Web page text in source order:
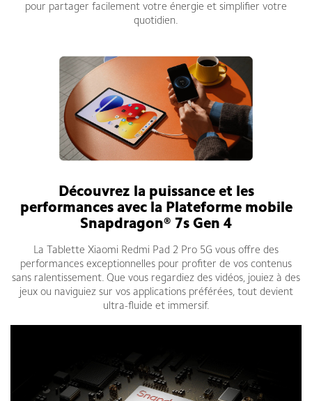
pour partager facilement votre énergie et simplifier votre
quotidien.
Découvrez la puissance et les
performances avec la Plateforme mobile
Snapdragon® 7s Gen 4
La Tablette Xiaomi Redmi Pad 2 Pro 5G vous offre des
performances exceptionnelles pour profiter de vos contenus
sans ralentissement. Que vous regardiez des vidéos, jouiez à des
jeux ou naviguiez sur vos applications préférées, tout devient
ultra-fluide et immersif.